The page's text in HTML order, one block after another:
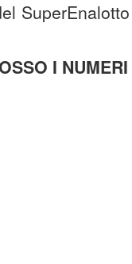
SuperEnalotto
I NUMERI